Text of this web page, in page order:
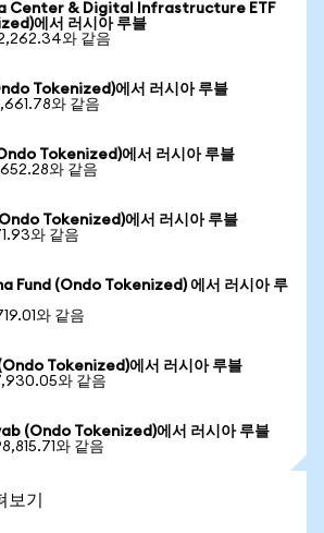
Center & Digital Infrastructure ETF
에서 러시아 루블
와 같음
Tokenized)에서 러시아 루블
와 같음
Tokenized)에서 러시아 루블
와 같음
Tokenized)에서 러시아 루블
와 같음
Fund (Ondo Tokenized) 에서 러시아 루
와 같음
Tokenized)에서 러시아 루블
와 같음
(Ondo Tokenized)에서 러시아 루블
와 같음
보기